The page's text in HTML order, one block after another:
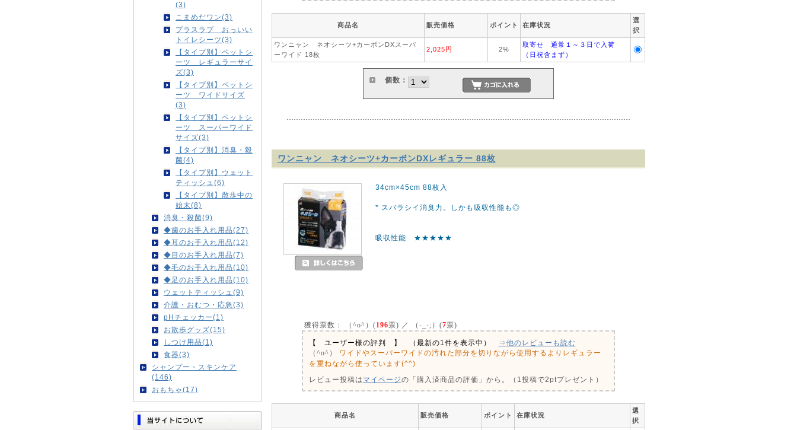
(3)
こまめだワン(3)
プラスラブ おっいい
トイレシーツ(3)
【タイプ別】ペットシ
ーツ レギュラーサイ
ズ(3)
【タイプ別】ペットシ
ーツ ワイドサイズ
(3)
【タイプ別】ペットシ
ーツ スーパーワイド
サイズ(3)
【タイプ別】消臭・殺
菌(4)
【タイプ別】ウェット
ティッシュ(6)
【タイプ別】散歩中の
始末(8)
消臭・殺菌(9)
◆歯のお手入れ用品(27)
◆耳のお手入れ用品(12)
◆目のお手入れ用品(7)
◆毛のお手入れ用品(10)
◆足のお手入れ用品(10)
ウェットティッシュ(9)
介護・おむつ・応急(3)
pHチェッカー(1)
お散歩グッズ(15)
しつけ用品(1)
食器(3)
シャンプー・スキンケア
(146)
おもちゃ(17)
商品名 販売価格 ポイント 在庫状況
選
択
ワンニャン ネオシーツ+カーボンDXスーパ
ーワイド 18枚
2,025円 2%
取寄せ 通常１～３日で入荷
（日祝含まず）
個数：
ワンニャン ネオシーツ+カーボンDXレギュラー 88枚
34cm×45cm 88枚入
* スバラシイ消臭力。しかも吸収性能も◎
吸収性能 ★★★★★
獲得票数： （^o^）(196票) ／ （-_-;）(7票)
【 ユーザー様の評判 】 （最新の1件を表示中）
⇒他のレビューも読む
（^o^）
ワイドやスーパーワイドの汚れた部分を切りながら使用するよりレギュラー
を重ねながら使っています(^^)
レビュー投稿は マイページの「購入済商品の評価」から。（1投稿で2ptプレゼント）
商品名 販売価格 ポイント 在庫状況
選
択